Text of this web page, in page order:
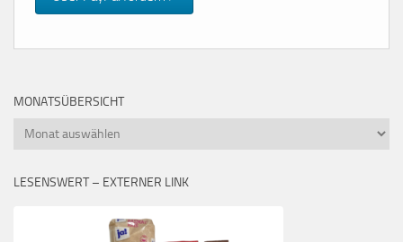
MONATSÜBERSICHT
Monatsübersicht
LESENSWERT – EXTERNER LINK